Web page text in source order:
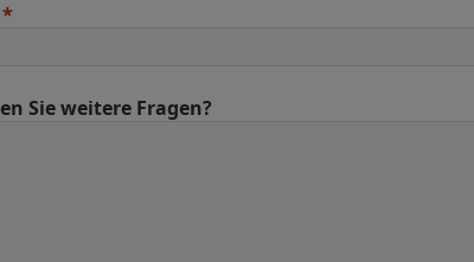
Sie weitere Fragen?